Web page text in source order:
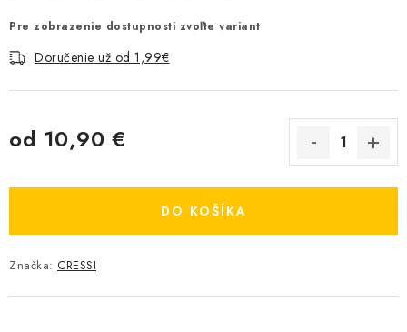
Pre zobrazenie dostupnosti zvoľte variant
Doručenie už od 1,99€
od 10,90 €
DO KOŠÍKA
Značka: CRESSI